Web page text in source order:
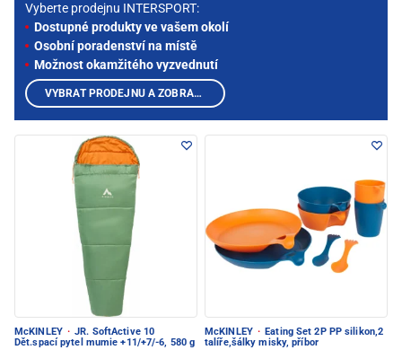
McKINLEY · JR. SoftActive 10
Dět.spací pytel mumie +11/+7/-6, 580 g
McKINLEY · Eating Set 2P PP silikon,2
talíře,šálky misky, příbor
Vyberte prodejnu INTERSPORT:
Dostupné produkty ve vašem okolí
Osobní poradenství na místě
Možnost okamžitého vyzvednutí
VYBRAT PRODEJNU A ZOBRAZIT PRODUKTY